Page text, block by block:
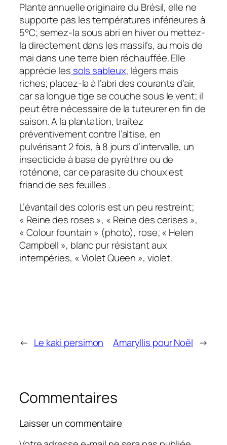
Plante annuelle originaire du Brésil, elle ne
supporte pas les températures inférieures à
5°C; semez-la sous abri en hiver ou mettez-
la directement dans les massifs, au mois de
mai dans une terre bien réchauffée. Elle
apprécie les sols sableux, légers mais
riches; placez-la à l’abri des courants d’air,
car sa longue tige se couche sous le vent; il
peut être nécessaire de la tuteurer en fin de
saison. A la plantation, traitez
préventivement contre l’altise, en
pulvérisant 2 fois, à 8 jours d’intervalle, un
insecticide à base de pyrèthre ou de
roténone, car ce parasite du choux est
friand de ses feuilles .
L’évantail des coloris est un peu restreint;
« Reine des roses », « Reine des cerises »,
« Colour fountain » (photo), rose; « Helen
Campbell », blanc pur résistant aux
intempéries, « Violet Queen », violet.
← Le kaki persimon Amaryllis pour Noël →
Commentaires
Laisser un commentaire